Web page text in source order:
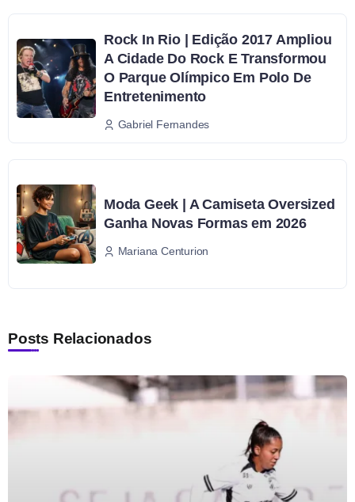
Rock In Rio | Edição 2017 Ampliou
A Cidade Do Rock E Transformou
O Parque Olímpico Em Polo De
Entretenimento
Gabriel Fernandes
Moda Geek | A Camiseta Oversized
Ganha Novas Formas em 2026
Mariana Centurion
Posts Relacionados